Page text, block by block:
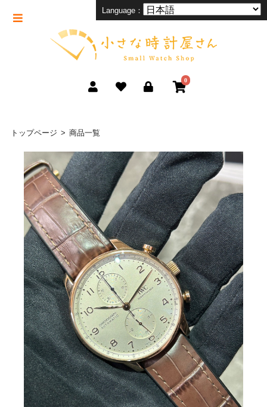
Language：
0
トップページ 商品一覧